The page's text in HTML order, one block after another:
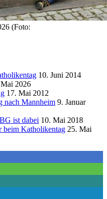
(Foto:
10. Juni 2014
2026
17. Mai 2012
nach Mannheim 9. Januar
ist dabei 10. Mai 2018
Katholikentag 25. Mai